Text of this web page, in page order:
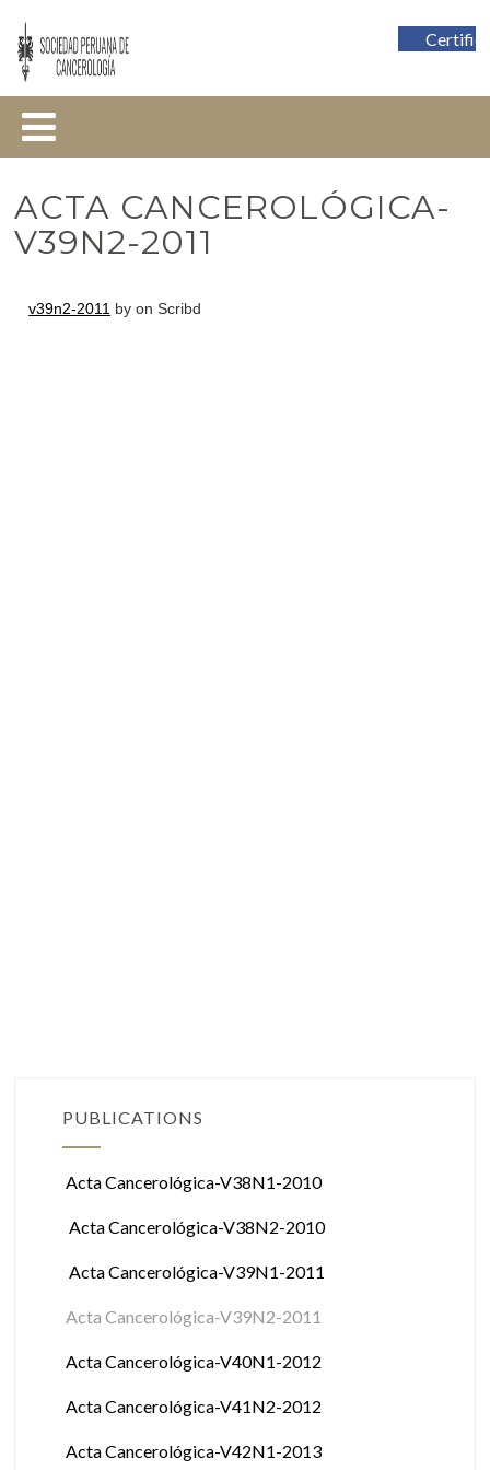
ACTA CANCEROLÓGICA-
V39N2-2011
v39n2-2011 by on Scribd
PUBLICATIONS
Acta Cancerológica-V38N1-2010
Acta Cancerológica-V38N2-2010
Acta Cancerológica-V39N1-2011
Acta Cancerológica-V39N2-2011
Acta Cancerológica-V40N1-2012
Acta Cancerológica-V41N2-2012
Acta Cancerológica-V42N1-2013